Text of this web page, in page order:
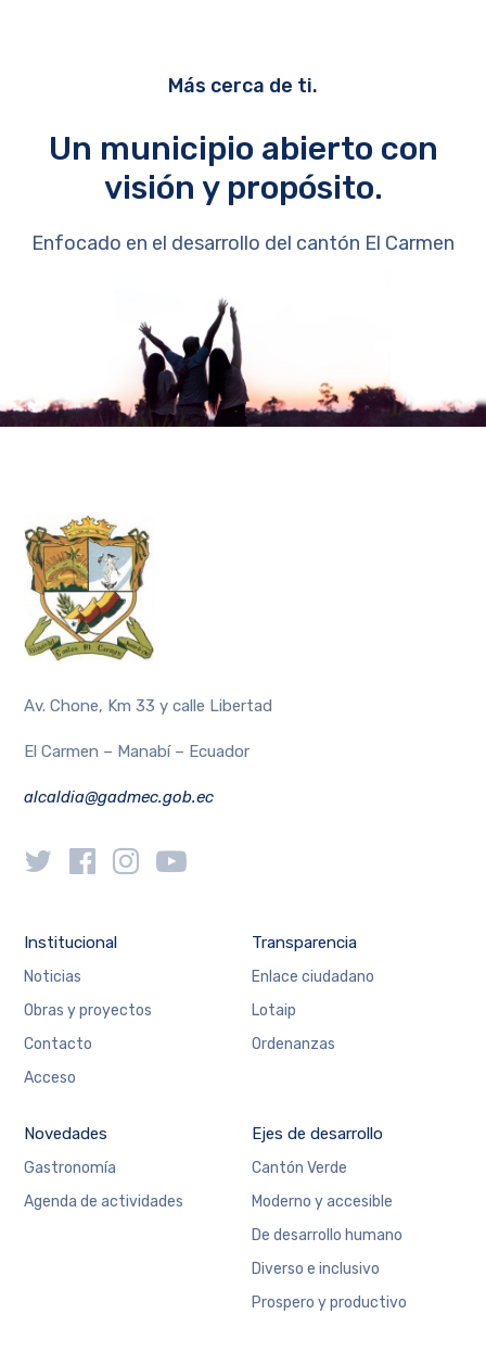
Más cerca de ti.
Un municipio abierto con
visión y propósito.
Enfocado en el desarrollo del cantón El Carmen
Av. Chone, Km 33 y calle Libertad
El Carmen – Manabí – Ecuador
alcaldia@gadmec.gob.ec
Institucional
Noticias
Obras y proyectos
Contacto
Acceso
Transparencia
Enlace ciudadano
Lotaip
Ordenanzas
Novedades
Gastronomía
Agenda de actividades
Ejes de desarrollo
Cantón Verde
Moderno y accesible
De desarrollo humano
Diverso e inclusivo
Prospero y productivo